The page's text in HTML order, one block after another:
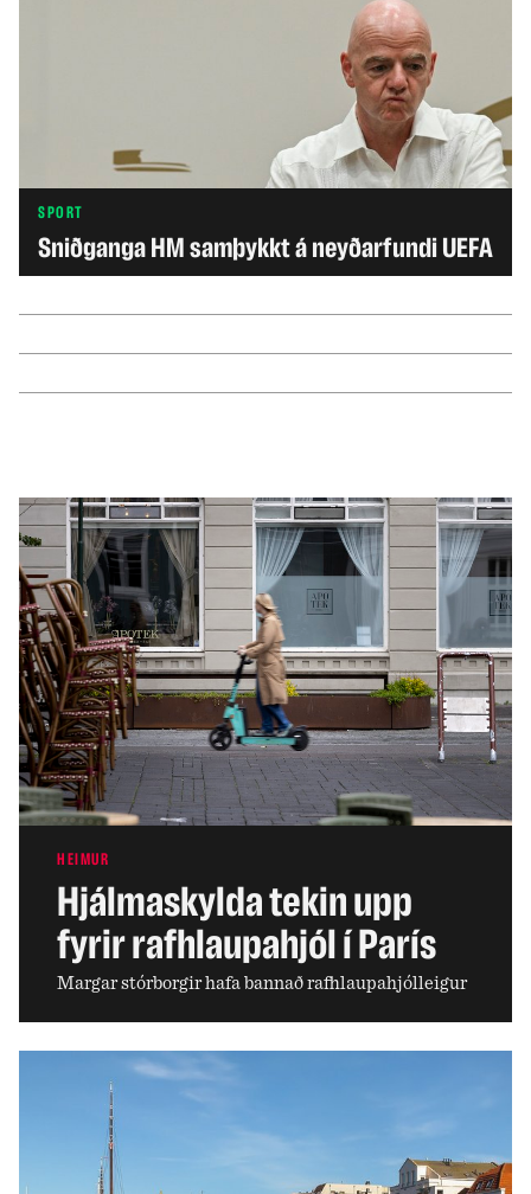
SPORT
Sniðganga HM samþykkt á neyðarfundi UEFA
HEIMUR
Hjálmaskylda tekin upp
fyrir rafhlaupahjól í París
Margar stórborgir hafa bannað rafhlaupahjólleigur